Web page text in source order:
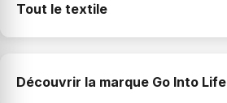
Tout le textile
Découvrir la marque Go Into Life